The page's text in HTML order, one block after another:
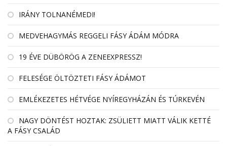
IRÁNY TOLNANÉMEDI!
MEDVEHAGYMÁS REGGELI FÁSY ÁDÁM MÓDRA
19 ÉVE DÜBÖRÖG A ZENEEXPRESSZ!
FELESÉGE ÖLTÖZTETI FÁSY ÁDÁMOT
EMLÉKEZETES HÉTVÉGE NYÍREGYHÁZÁN ÉS TÚRKEVÉN
NAGY DÖNTÉST HOZTAK: ZSÜLIETT MIATT VÁLIK KETTÉ
A FÁSY CSALÁD